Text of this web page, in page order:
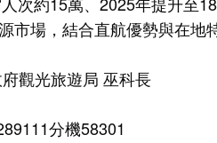
市場，結合直航優勢與在地
觀光旅遊局 巫科長
分機58301